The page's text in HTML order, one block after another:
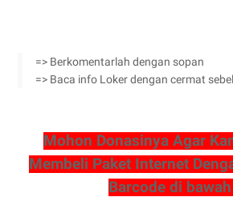
=> Berkomentarlah dengan sopan
=> Baca info Loker dengan cermat
Mohon Donasinya Agar
Membeli Paket Internet
Barcode di